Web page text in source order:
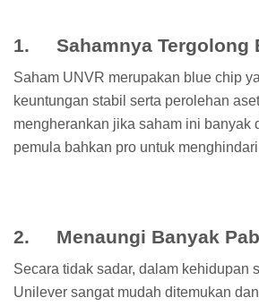
1. Sahamnya Tergolong
Saham UNVR merupakan blue chip
keuntungan stabil serta perolehan
mengherankan jika saham ini banyak
pemula bahkan pro untuk
2. Menaungi Banyak
Secara tidak sadar, dalam kehidupan
Unilever sangat mudah ditemukan